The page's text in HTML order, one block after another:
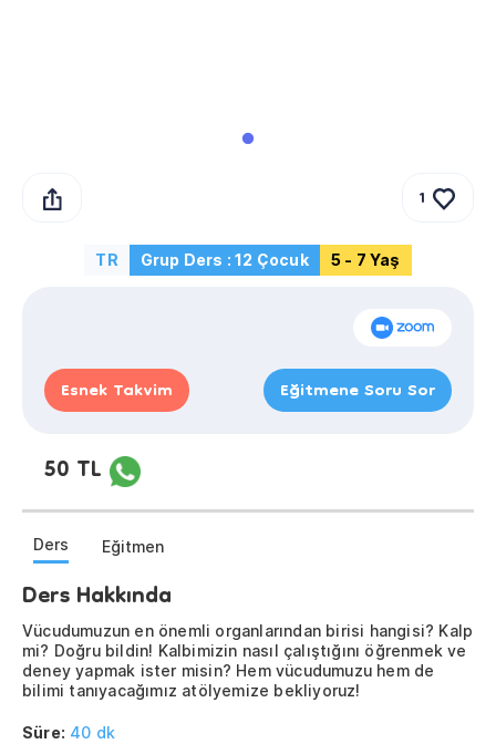
1
TR Grup Ders : 12 Çocuk 5 - 7 Yaş
Esnek Takvim Eğitmene Soru Sor
50 TL
Ders Eğitmen
Ders Hakkında
Vücudumuzun en önemli organlarından birisi hangisi? Kalp
mi? Doğru bildin! Kalbimizin nasıl çalıştığını öğrenmek ve
deney yapmak ister misin? Hem vücudumuzu hem de
bilimi tanıyacağımız atölyemize bekliyoruz!
Süre: 40 dk